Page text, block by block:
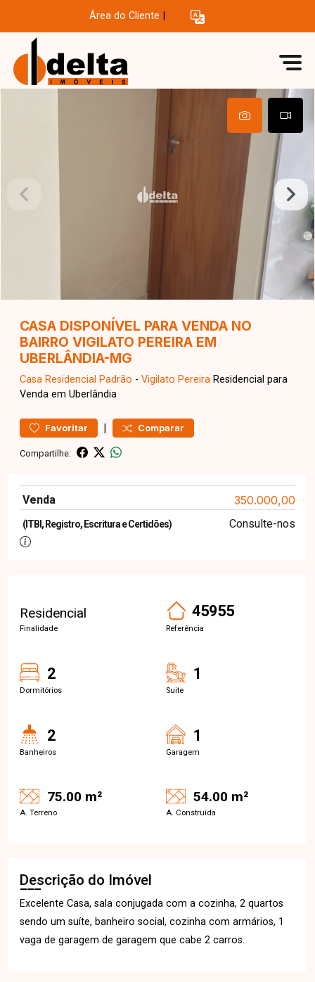
Área do Cliente
CASA DISPONÍVEL PARA VENDA NO
BAIRRO VIGILATO PEREIRA EM
UBERLÂNDIA-MG
Casa Residencial Padrão - Vigilato Pereira Residencial para
Venda em Uberlândia
Favoritar | Comparar
Compartilhe:
Venda 350.000,00
(ITBI, Registro, Escritura e Certidões) Consulte-nos
Residencial
Finalidade
45955
Referência
2
Dormitórios
1
Suite
2
Banheiros
1
Garagem
75.00 m²
A. Terreno
54.00 m²
A. Construída
Descrição do Imóvel
Excelente Casa, sala conjugada com a cozinha, 2 quartos
sendo um suíte, banheiro social, cozinha com armários, 1
vaga de garagem de garagem que cabe 2 carros.